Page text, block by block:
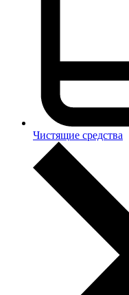
Чистящие средства